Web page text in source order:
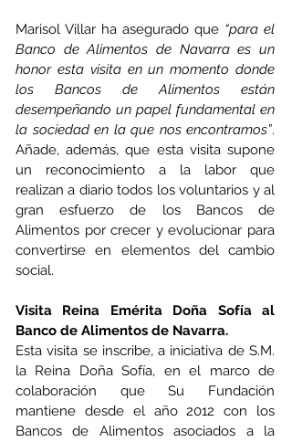
Marisol Villar ha asegurado que “para el
Banco de Alimentos de Navarra es un
honor esta visita en un momento donde
los Bancos de Alimentos están
desempeñando un papel fundamental en
la sociedad en la que nos encontramos”.
Añade, además, que esta visita supone
un reconocimiento a la labor que
realizan a diario todos los voluntarios y al
gran esfuerzo de los Bancos de
Alimentos por crecer y evolucionar para
convertirse en elementos del cambio
social.
Visita Reina Emérita Doña Sofía al
Banco de Alimentos de Navarra.
Esta visita se inscribe, a iniciativa de S.M.
la Reina Doña Sofía, en el marco de
colaboración que Su Fundación
mantiene desde el año 2012 con los
Bancos de Alimentos asociados a la